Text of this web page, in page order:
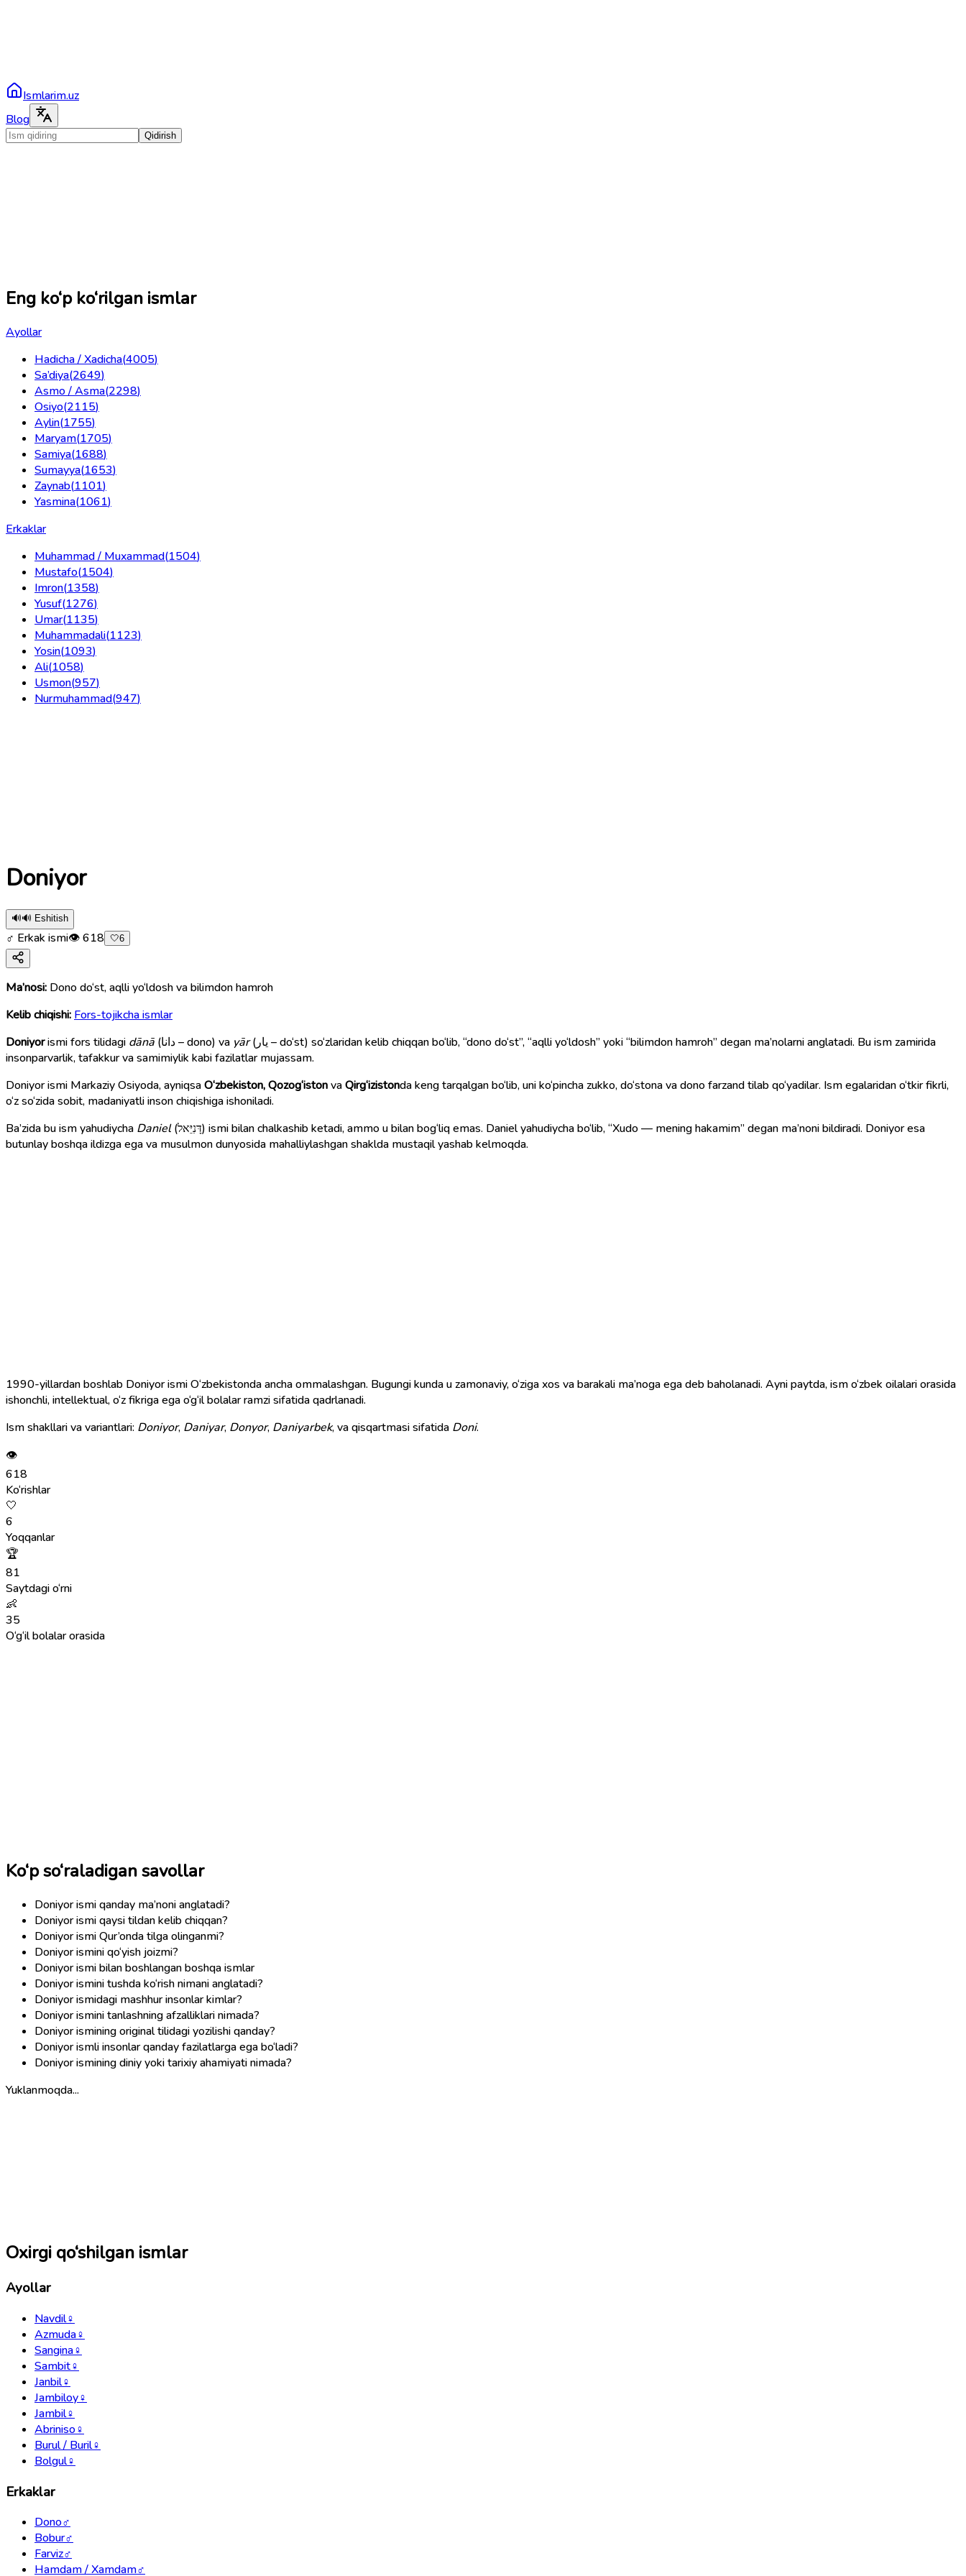
Ismlarim.uz
Blog
Qidirish
Eng ko‘p ko‘rilgan ismlar
Ayollar
Hadicha / Xadicha(4005)
Sa’diya(2649)
Asmo / Asma(2298)
Osiyo(2115)
Aylin(1755)
Maryam(1705)
Samiya(1688)
Sumayya(1653)
Zaynab(1101)
Yasmina(1061)
Erkaklar
Muhammad / Muxammad(1504)
Mustafo(1504)
Imron(1358)
Yusuf(1276)
Umar(1135)
Muhammadali(1123)
Yosin(1093)
Ali(1058)
Usmon(957)
Nurmuhammad(947)
Doniyor
🔊🔊 Eshitish
♂ Erkak ismi👁618 🤍6
Ma’nosi: Dono do‘st, aqlli yo‘ldosh va bilimdon hamroh
Kelib chiqishi: Fors-tojikcha ismlar
Doniyorismi fors tilidagi dānā (دانا – dono) va yār(یار – do‘st) so‘zlaridan kelib chiqqan bo‘lib, “dono do‘st”, “aqlli yo‘ldosh” yoki “bilimdon hamroh” degan ma’nolarni anglatadi. Bu ism zamirida
insonparvarlik, tafakkur va samimiylik kabi fazilatlar mujassam.
Doniyor ismi Markaziy Osiyoda, ayniqsaO‘zbekiston, Qozog‘istonvaQirg‘izistonda keng tarqalgan bo‘lib, uni ko‘pincha zukko, do‘stona va dono farzand tilab qo‘yadilar. Ism egalaridan o‘tkir fikrli,
o‘z so‘zida sobit, madaniyatli inson chiqishiga ishoniladi.
Ba’zida bu ism yahudiycha Daniel(דָּנִיֵּאל) ismi bilan chalkashib ketadi, ammo u bilan bog‘liq emas. Daniel yahudiycha bo‘lib, “Xudo — mening hakamim” degan ma’noni bildiradi. Doniyor esa
butunlay boshqa ildizga ega va musulmon dunyosida mahalliylashgan shaklda mustaqil yashab kelmoqda.
1990-yillardan boshlab Doniyor ismi O‘zbekistonda ancha ommalashgan. Bugungi kunda u zamonaviy, o‘ziga xos va barakali ma’noga ega deb baholanadi. Ayni paytda, ism o‘zbek oilalari orasida
ishonchli, intellektual, o‘z fikriga ega o‘g‘il bolalar ramzi sifatida qadrlanadi.
Ism shakllari va variantlari: Doniyor, Daniyar, Donyor, Daniyarbek, va qisqartmasi sifatida Doni.
👁
618
Ko‘rishlar
🤍
6
Yoqqanlar
🏆
81
Saytdagi o‘rni
👶
35
O‘g‘il bolalar orasida
Ko‘p so‘raladigan savollar
Doniyor ismi qanday ma’noni anglatadi?
Doniyor ismi qaysi tildan kelib chiqqan?
Doniyor ismi Qur’onda tilga olinganmi?
Doniyor ismini qo‘yish joizmi?
Doniyor ismi bilan boshlangan boshqa ismlar
Doniyor ismini tushda ko‘rish nimani anglatadi?
Doniyor ismidagi mashhur insonlar kimlar?
Doniyor ismini tanlashning afzalliklari nimada?
Doniyor ismining original tilidagi yozilishi qanday?
Doniyor ismli insonlar qanday fazilatlarga ega bo‘ladi?
Doniyor ismining diniy yoki tarixiy ahamiyati nimada?
Yuklanmoqda...
Oxirgi qo‘shilgan ismlar
Ayollar
Navdil♀
Azmuda♀
Sangina♀
Sambit♀
Janbil♀
Jambiloy♀
Jambil♀
Abriniso♀
Burul / Buril♀
Bolgul♀
Erkaklar
Dono♂
Bobur♂
Farviz♂
Hamdam / Xamdam♂